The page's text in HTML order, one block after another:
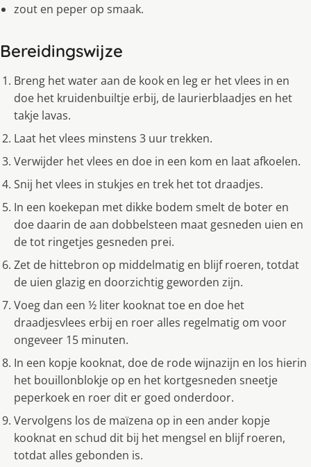
zout en peper op smaak.
Bereidingswijze
Breng het water aan de kook en leg er het vlees in en
doe het kruidenbuiltje erbij, de laurierblaadjes en het
takje lavas.
Laat het vlees minstens 3 uur trekken.
Verwijder het vlees en doe in een kom en laat afkoelen.
Snij het vlees in stukjes en trek het tot draadjes.
In een koekepan met dikke bodem smelt de boter en
doe daarin de aan dobbelsteen maat gesneden uien en
de tot ringetjes gesneden prei.
Zet de hittebron op middelmatig en blijf roeren, totdat
de uien glazig en doorzichtig geworden zijn.
Voeg dan een ½ liter kooknat toe en doe het
draadjesvlees erbij en roer alles regelmatig om voor
ongeveer 15 minuten.
In een kopje kooknat, doe de rode wijnazijn en los hierin
het bouillonblokje op en het kortgesneden sneetje
peperkoek en roer dit er goed onderdoor.
Vervolgens los de maïzena op in een ander kopje
kooknat en schud dit bij het mengsel en blijf roeren,
totdat alles gebonden is.